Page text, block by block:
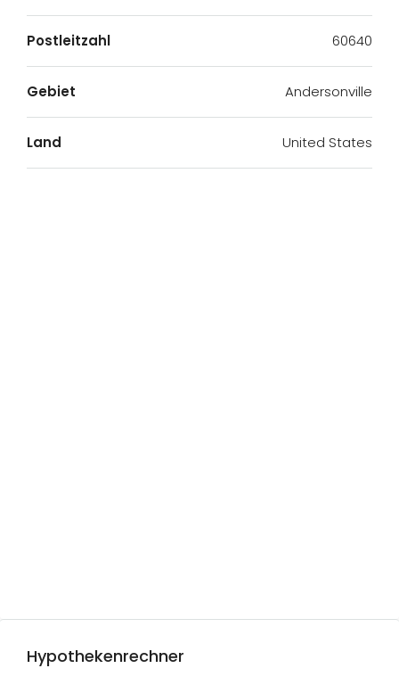
Postleitzahl 60640
Gebiet Andersonville
Land United States
Hypothekenrechner